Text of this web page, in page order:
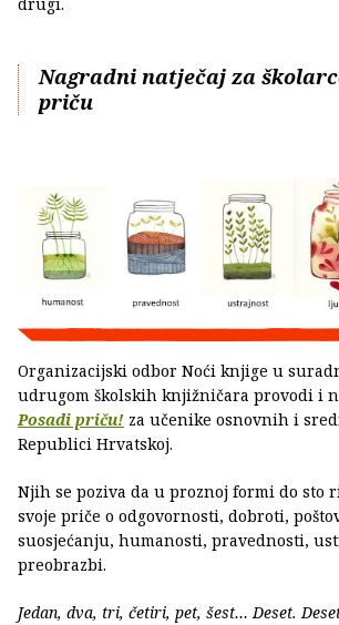
Nagradni natječaj za
priču
Organizacijski odbor Noći knjige u
udrugom školskih knjižničara provodi i
Posadi priču! za učenike osnovnih i
Republici Hrvatskoj.
Njih se poziva da u proznoj formi do sto
svoje priče o odgovornosti, dobroti,
suosjećanju, humanosti, pravednosti,
preobrazbi.
Jedan, dva, tri, četiri, pet, šest… Deset.